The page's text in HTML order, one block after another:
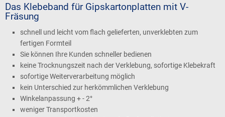
Das Klebeband für Gipskartonplatten mit V-
Fräsung
schnell und leicht vom flach gelieferten, unverklebten zum
fertigen Formteil
Sie können Ihre Kunden schneller bedienen
keine Trocknungszeit nach der Verklebung, sofortige Klebekraft
sofortige Weiterverarbeitung möglich
kein Unterschied zur herkömmlichen Verklebung
Winkelanpassung + - 2°
weniger Transportkosten